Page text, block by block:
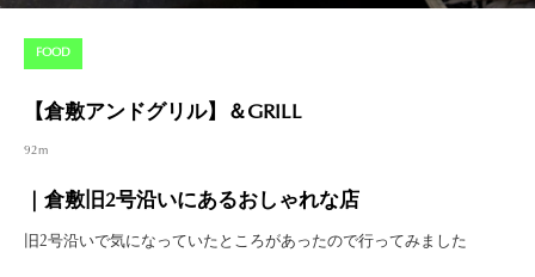
FOOD
【倉敷アンドグリル】＆GRILL
92m
｜倉敷旧2号沿いにあるおしゃれな店
旧2号沿いで気になっていたところがあったので行ってみました